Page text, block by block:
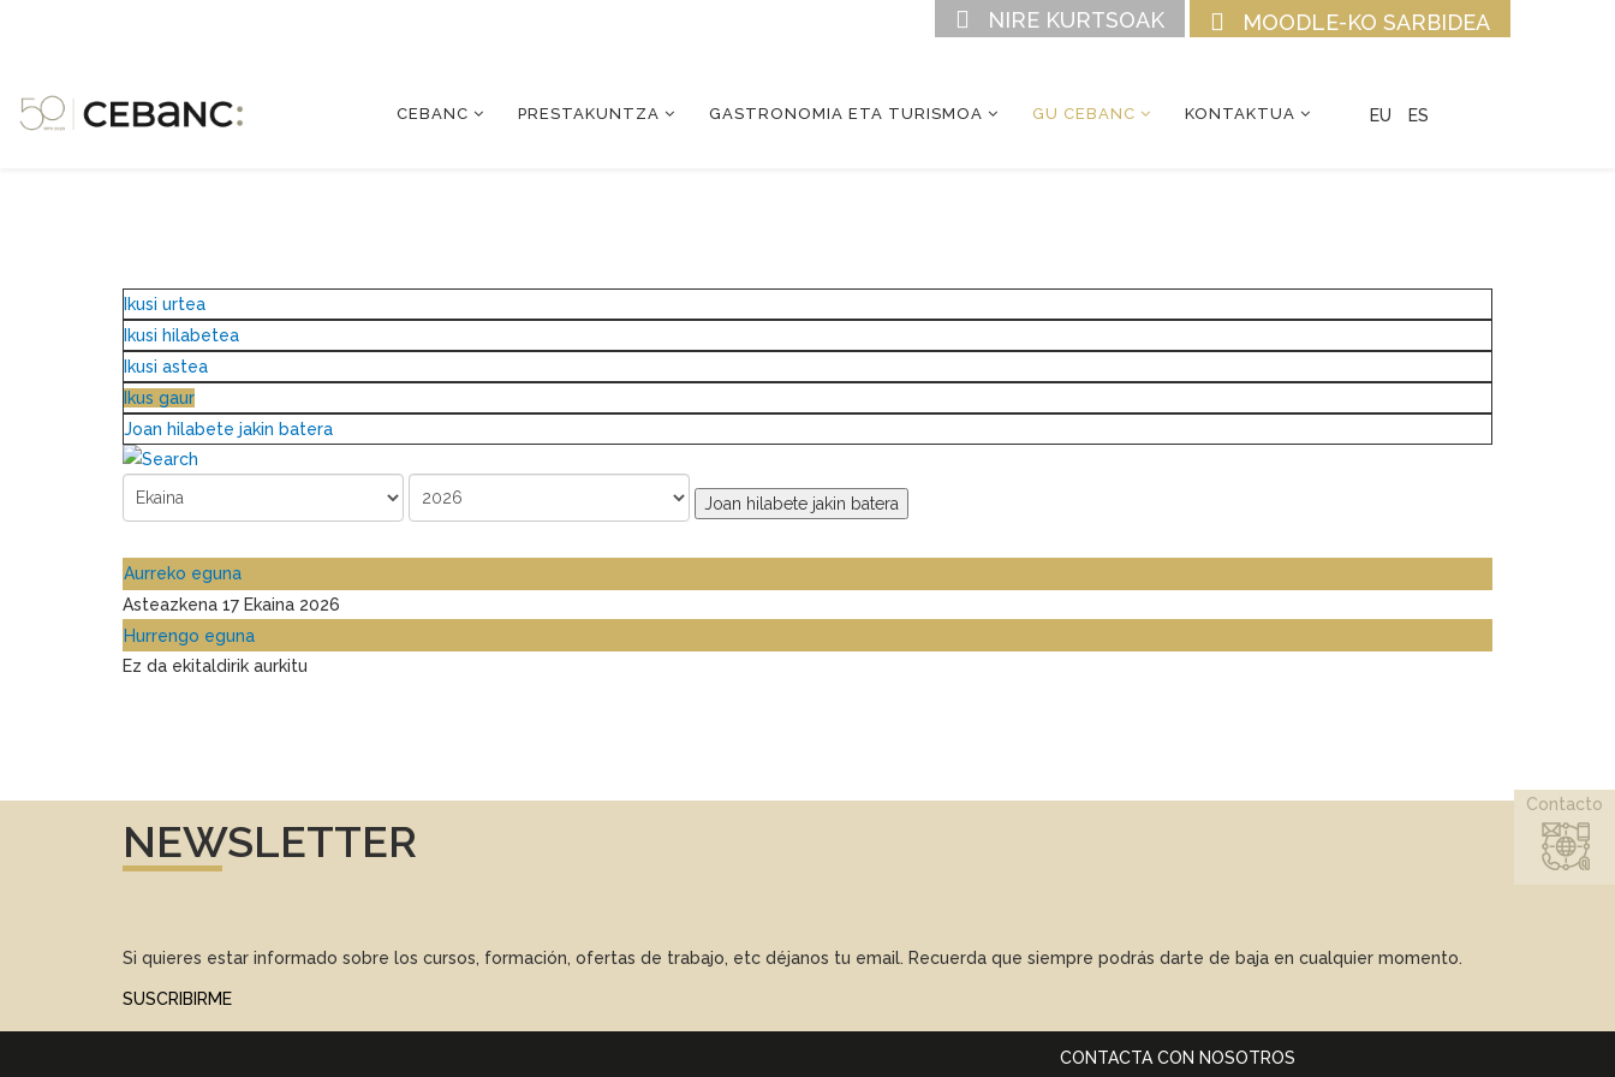
MOODLE-KO SARBIDEA
NIRE KURTSOAK
CEBANC PRESTAKUNTZA GASTRONOMIA ETA TURISMOA GU CEBANC KONTAKTUA EU ES
Ikusi urtea
Ikusi hilabetea
Ikusi astea
Ikus gaur
Joan hilabete jakin batera
Joan hilabete jakin batera
Aurreko eguna
Asteazkena 17 Ekaina 2026
Hurrengo eguna
Ez da ekitaldirik aurkitu
NEWSLETTER
Si quieres estar informado sobre los cursos, formación, ofertas de trabajo, etc déjanos tu email. Recuerda que siempre podrás darte de baja en cualquier momento.
SUSCRIBIRME
CONTACTA CON NOSOTROS
Contacto